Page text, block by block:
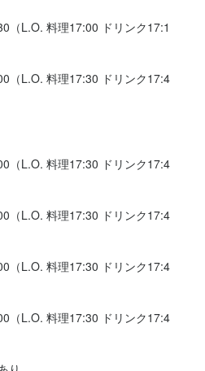
（L.O. 料理17:00 ドリンク17:1
（L.O. 料理17:30 ドリンク17:4
（L.O. 料理17:30 ドリンク17:4
（L.O. 料理17:30 ドリンク17:4
（L.O. 料理17:30 ドリンク17:4
（L.O. 料理17:30 ドリンク17:4
的な方
信しております。
度ご覧いただいた上で１回の面接と
ます。
メッセージ
ェイにてコラボカフェという形式
ツカルチャーが好きなスタッフと
の提供などの仕事をしてみません
精鋭というイメージでしょうか。
すが、1人当たりの裁量権が大きい
な方
組める方
的な方
信しております。
度ご覧いただいた上で１回の面接と
ます。
メッセージ
ェイにてコラボカフェという形式